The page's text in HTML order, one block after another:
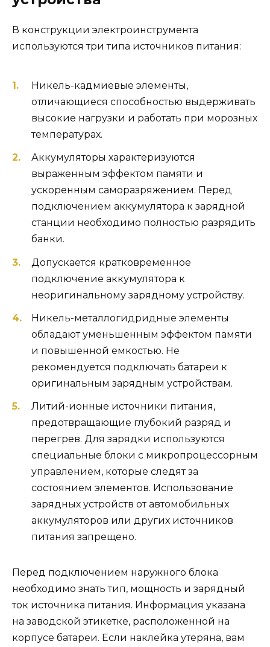
В конструкции электроинструмента
используются три типа источников питания:
Никель-кадмиевые элементы,
отличающиеся способностью выдерживать
высокие нагрузки и работать при морозных
температурах.
Аккумуляторы характеризуются
выраженным эффектом памяти и
ускоренным саморазряжением. Перед
подключением аккумулятора к зарядной
станции необходимо полностью разрядить
банки.
Допускается кратковременное
подключение аккумулятора к
неоригинальному зарядному устройству.
Никель-металлогидридные элементы
обладают уменьшенным эффектом памяти
и повышенной емкостью. Не
рекомендуется подключать батареи к
оригинальным зарядным устройствам.
Литий-ионные источники питания,
предотвращающие глубокий разряд и
перегрев. Для зарядки используются
специальные блоки с микропроцессорным
управлением, которые следят за
состоянием элементов. Использование
зарядных устройств от автомобильных
аккумуляторов или других источников
питания запрещено.
Перед подключением наружного блока
необходимо знать тип, мощность и зарядный
ток источника питания. Информация указана
на заводской этикетке, расположенной на
корпусе батареи. Если наклейка утеряна, вам